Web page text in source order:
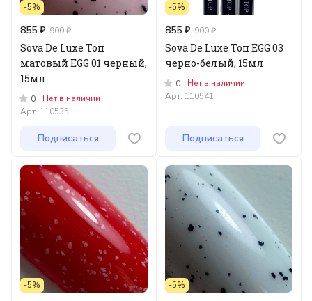
-5%
855 ₽ 900 ₽
Sova De Luxe Топ
матовый EGG 01 черный,
15мл
0
Нет в наличии
Арт. 110535
Подписаться
-5%
855 ₽ 900 ₽
Sova De Luxe Топ EGG 03
черно-белый, 15мл
0
Нет в наличии
Арт. 110541
Подписаться
-5% -5%